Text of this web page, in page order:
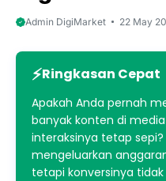
Admin DigiMarket 22 May
Ringkasan Cepat
Apakah Anda pernah
banyak konten di
interaksinya tetap
mengeluarkan
tetapi konversinya